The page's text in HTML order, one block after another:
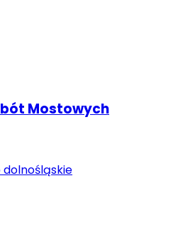
Mostowych
dolnośląskie